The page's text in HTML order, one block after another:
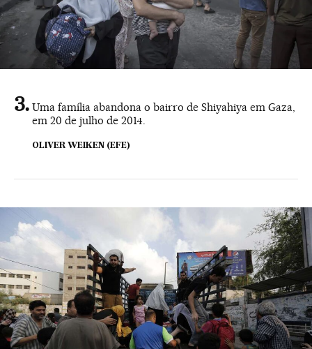
Uma família abandona o bairro de Shiyahiya em Gaza,
em 20 de julho de 2014.
OLIVER WEIKEN (EFE)